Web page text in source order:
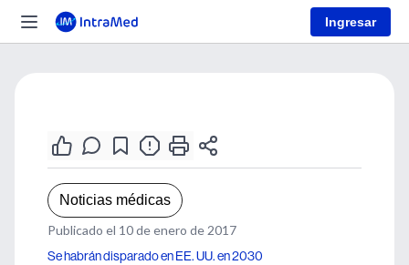
Ingresar
Noticias médicas
Publicado el 10 de enero de 2017
Se habrán disparado en EE. UU. en 2030